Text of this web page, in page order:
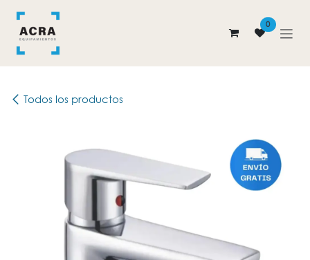
0
Todos los productos